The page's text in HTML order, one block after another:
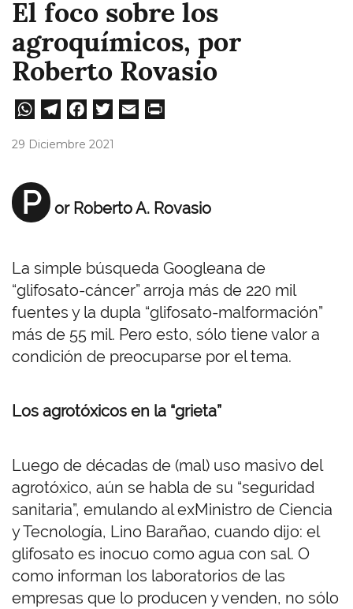
El foco sobre los
agroquímicos, por
Roberto Rovasio
W
A
pp
Te
m
Fa
29 Diciembre 2021
P or Roberto A. Rovasio
La simple búsqueda Googleana de
“glifosato-cáncer” arroja más de 220 mil
fuentes y la dupla “glifosato-malformación”
más de 55 mil. Pero esto, sólo tiene valor a
condición de preocuparse por el tema.
Los agrotóxicos en la “grieta”
Luego de décadas de (mal) uso masivo del
agrotóxico, aún se habla de su “seguridad
sanitaria”, emulando al exMinistro de Ciencia
y Tecnología, Lino Barañao, cuando dijo: el
glifosato es inocuo como agua con sal. O
como informan los laboratorios de las
empresas que lo producen y venden, no sólo